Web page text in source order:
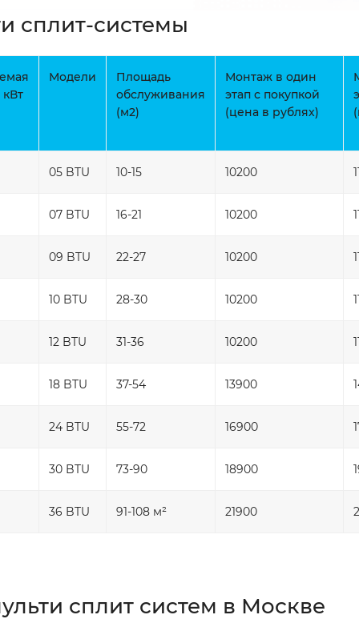
сплит-системы
Модели
Площадь
обслуживания
(м2)
Монтаж в один
этап с покупкой
(цена в рублях)
05 BTU 10-15 10200
07 BTU 16-21 10200
09 BTU 22-27 10200
10 BTU 28-30 10200
12 BTU 31-36 10200
18 BTU 37-54 13900
24 BTU 55-72 16900
30 BTU 73-90 18900
36 BTU 91-108 м² 21900
сплит систем в Москве